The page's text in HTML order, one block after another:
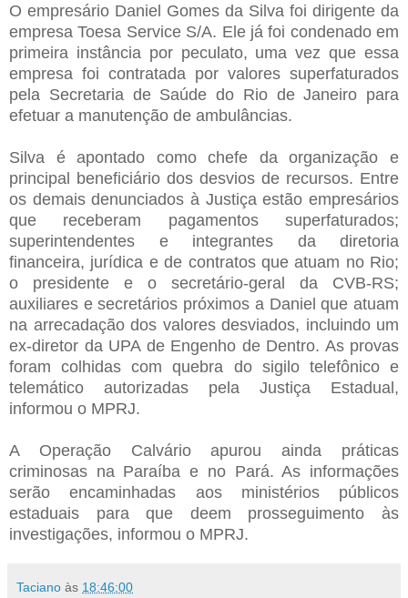
O empresário Daniel Gomes da Silva foi dirigente da
empresa Toesa Service S/A. Ele já foi condenado em
primeira instância por peculato, uma vez que essa
empresa foi contratada por valores superfaturados
pela Secretaria de Saúde do Rio de Janeiro para
efetuar a manutenção de ambulâncias.
Silva é apontado como chefe da organização e
principal beneficiário dos desvios de recursos. Entre
os demais denunciados à Justiça estão empresários
que receberam pagamentos superfaturados;
superintendentes e integrantes da diretoria
financeira, jurídica e de contratos que atuam no Rio;
o presidente e o secretário-geral da CVB-RS;
auxiliares e secretários próximos a Daniel que atuam
na arrecadação dos valores desviados, incluindo um
ex-diretor da UPA de Engenho de Dentro. As provas
foram colhidas com quebra do sigilo telefônico e
telemático autorizadas pela Justiça Estadual,
informou o MPRJ.
A Operação Calvário apurou ainda práticas
criminosas na Paraíba e no Pará. As informações
serão encaminhadas aos ministérios públicos
estaduais para que deem prosseguimento às
investigações, informou o MPRJ.
Taciano às 18:46:00